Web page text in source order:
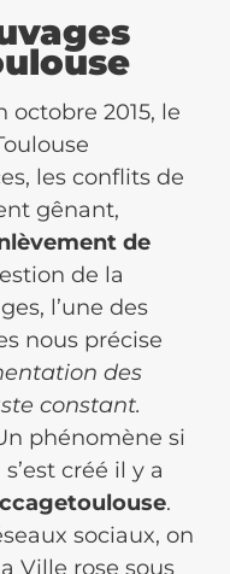
2015, le
les conflits de
gênant,
de
de la
l’une des
nous précise
des
constant.
phénomène si
créé il y a
.
sociaux, on
Ville rose sous